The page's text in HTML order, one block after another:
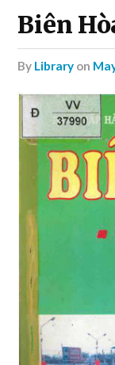
Biên
by Library on